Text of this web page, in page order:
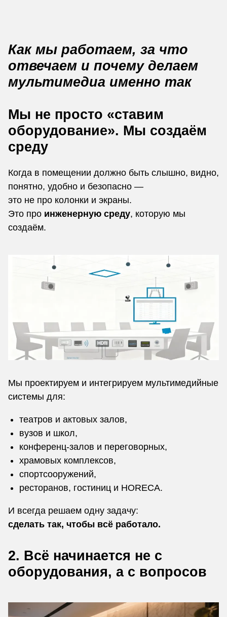
Как мы работаем, за что
отвечаем и почему делаем
мультимедиа именно так
Мы не просто «ставим
оборудование». Мы создаём
среду
Когда в помещении должно быть слышно, видно,
понятно, удобно и безопасно —
это не про колонки и экраны.
Это про инженерную среду, которую мы
создаём.
Мы проектируем и интегрируем мультимедийные
системы для:
театров и актовых залов,
вузов и школ,
конференц-залов и переговорных,
храмовых комплексов,
спортсооружений,
ресторанов, гостиниц и HORECA.
И всегда решаем одну задачу:
сделать так, чтобы всё работало.
2. Всё начинается не с
оборудования, а с вопросов